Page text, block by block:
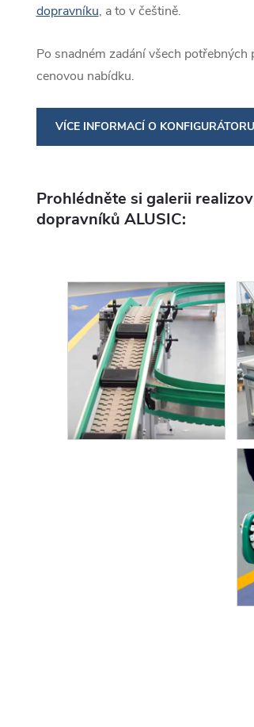
dopravníku, a to v češtině.
Po snadném zadání všech
cenovou nabídku.
VÍCE INFORMACÍ O KONFIGURÁTORU
Prohlédněte si galerii
dopravníků ALUSIC: